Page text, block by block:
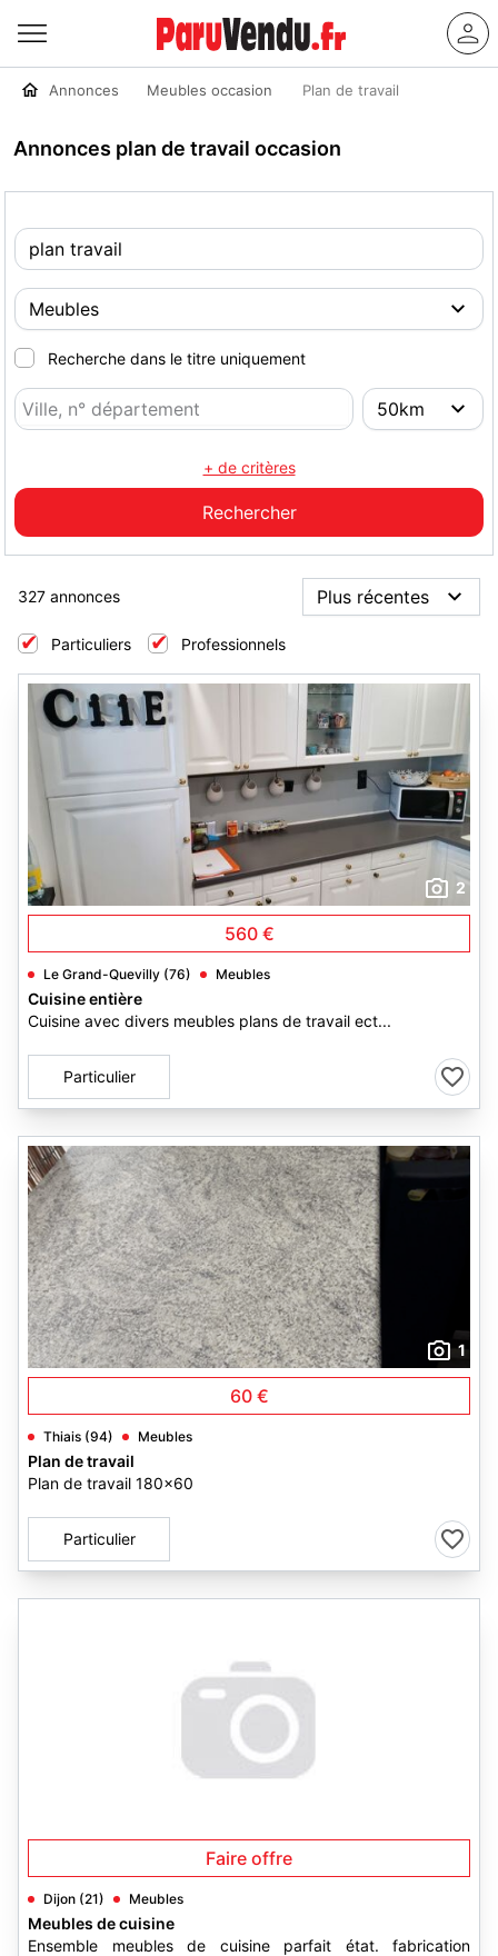
Annonces Meubles occasion Plan de travail
Annonces plan de travail occasion
Recherche dans le titre uniquement
+ de critères
327 annonces
Particuliers Professionnels
2
560 €
Le Grand-Quevilly (76) Meubles
Cuisine entière
Cuisine avec divers meubles plans de travail ect...
Particulier
1
60 €
Thiais (94) Meubles
Plan de travail
Plan de travail 180x60
Particulier
Faire offre
Dijon (21) Meubles
Meubles de cuisine
Ensemble meubles de cuisine parfait état. fabrication